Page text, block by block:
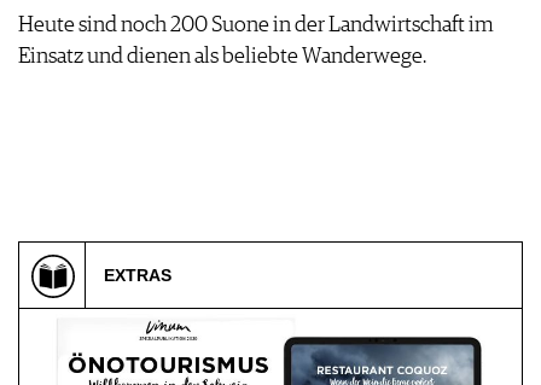
Heute sind noch 200 Suone in der Landwirtschaft im
Einsatz und dienen als beliebte Wanderwege.
EXTRAS